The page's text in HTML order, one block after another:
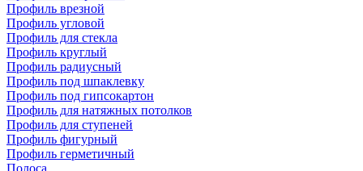
Профиль врезной
Профиль угловой
Профиль для стекла
Профиль круглый
Профиль радиусный
Профиль под шпаклевку
Профиль под гипсокартон
Профиль для натяжных потолков
Профиль для ступеней
Профиль фигурный
Профиль герметичный
Полоса